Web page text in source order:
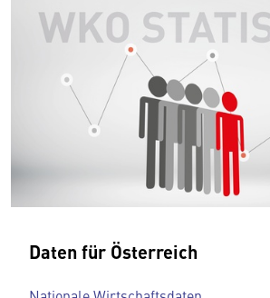
Daten für Österreich